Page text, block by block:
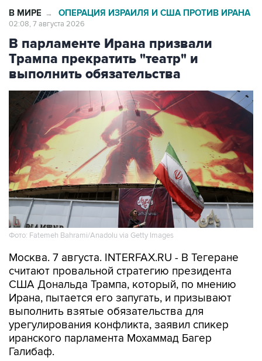
В МИРЕ → ОПЕРАЦИЯ ИЗРАИЛЯ И США ПРОТИВ ИРАНА
02:08, 7 августа 2026
В парламенте Ирана призвали
Трампа прекратить "театр" и
выполнить обязательства
Фото: Fatemeh Bahrami/Anadolu via Getty Images
Москва. 7 августа. INTERFAX.RU - В Тегеране
считают провальной стратегию президента
США Дональда Трампа, который, по мнению
Ирана, пытается его запугать, и призывают
выполнить взятые обязательства для
урегулирования конфликта, заявил спикер
иранского парламента Мохаммад Багер
Галибаф.